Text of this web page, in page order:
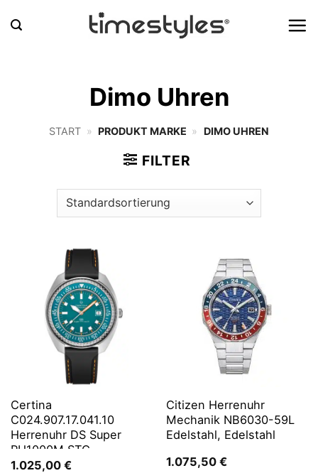
Inhalt
Dimo Uhren
START » PRODUKT MARKE » DIMO UHREN
FILTER
Certina
C024.907.17.041.10
Herrenuhr DS Super
PH1000M STC
1.025,00 €
Citizen Herrenuhr
Mechanik NB6030-59L
Edelstahl, Edelstahl
1.075,50 €